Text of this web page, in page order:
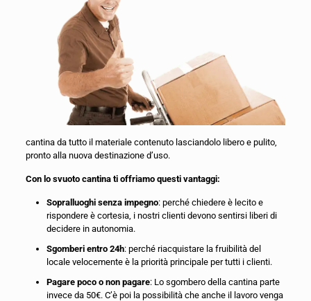
cantina da tutto il materiale contenuto lasciandolo libero e pulito,
pronto alla nuova destinazione d’uso.
Con lo svuoto cantina ti offriamo questi vantaggi:
Sopralluoghi senza impegno: perché chiedere è lecito e
rispondere è cortesia, i nostri clienti devono sentirsi liberi di
decidere in autonomia.
Sgomberi entro 24h: perché riacquistare la fruibilità del
locale velocemente è la priorità principale per tutti i clienti.
Pagare poco o non pagare: Lo sgombero della cantina parte
invece da 50€. C’è poi la possibilità che anche il lavoro venga